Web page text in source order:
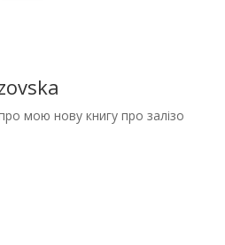
мою нову книгу про залізо